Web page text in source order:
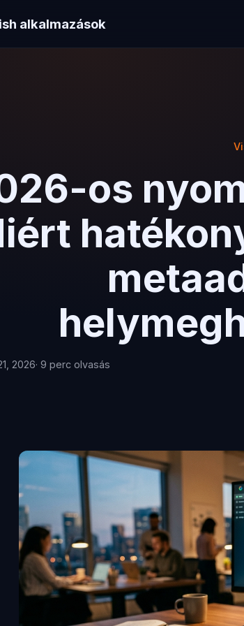
alkalmazások
os
2026· 9 perc olvasás